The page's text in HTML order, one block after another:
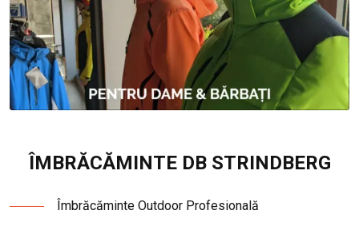
ÎMBRĂCĂMINTE DB STRINDBERG
Îmbrăcăminte Outdoor Profesională